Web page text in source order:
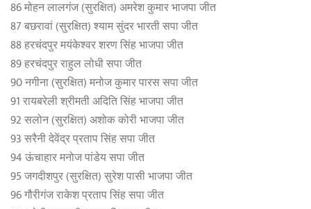
86 मोहन लालगंज (सुरक्षित) अमरेश कुमार भाजपा जीत
87 बछरावां (सुरक्षित) श्‍याम सुंदर भारती सपा जीत
88 हरचंदपुर मयंकेश्वर शरण सिंह भाजपा जीत
89 हरचंदपुर राहुल लोधी सपा जीत
90 नगीना (सुरक्षित) मनोज कुमार पारस सपा जीत
91 रायबरेली श्रीमती अदिति सिंह भाजपा जीत
92 सलोन (सुरक्षित) अशोक कोरी भाजपा जीत
93 सरैनी देवेंद्र प्रताप सिंह सपा जीत
94 ऊंचाहार मनोज पांडेय सपा जीत
95 जगदीशपुर (सुरक्षित) सुरेश पासी भाजपा जीत
96 गौरीगंज राकेश प्रताप सिंह सपा जीत